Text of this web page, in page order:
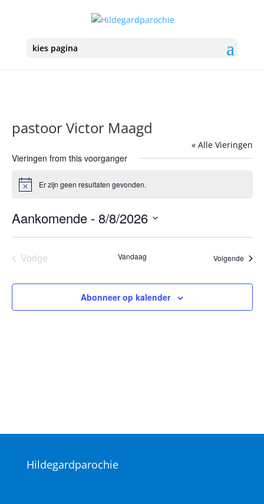
kies pagina
pastoor Victor Maagd
« Alle Vieringen
Vieringen from this voorganger
BerichtEr zijn geen resultaten gevonden.
Aankomende - 8/8/2026
datum.
Vorige
Vandaag Volgende
Abonneer op kalender
Hildegardparochie